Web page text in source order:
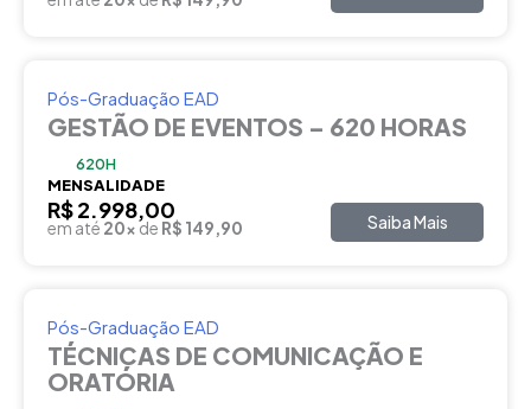
Pós-Graduação EAD
GESTÃO DE EVENTOS – 620 HORAS
620H
MENSALIDADE
R$ 2.998,00
em até 20x de R$ 149,90 Saiba Mais
Pós-Graduação EAD
TÉCNICAS DE COMUNICAÇÃO E
ORATÓRIA